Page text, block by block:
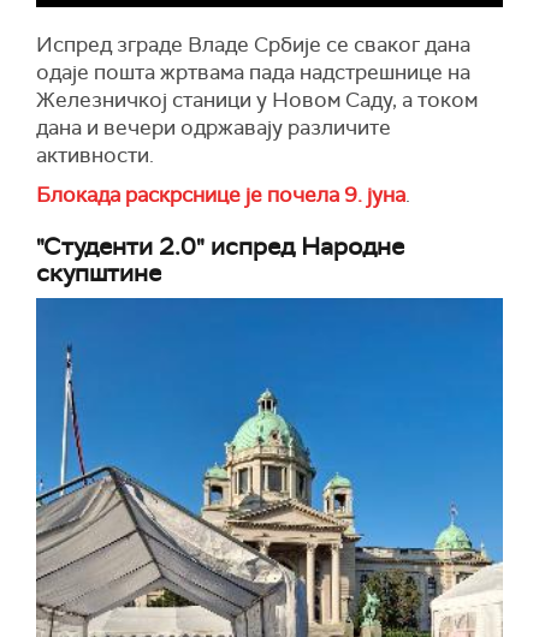
Испред зграде Владе Србије се сваког дана
одаје пошта жртвама пада надстрешнице на
Железничкој станици у Новом Саду, а током
дана и вечери одржавају различите
активности.
Блокада раскрснице је почела 9. јуна.
"Студенти 2.0" испред Народне
скупштине